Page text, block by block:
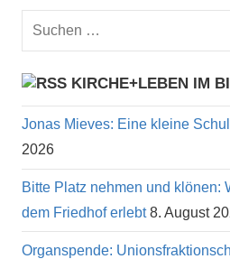
Suchen
KIRCHE+LEBEN IM
Jonas Mieves: Eine kleine
2026
Bitte Platz nehmen und klönen:
dem Friedhof erlebt 8. August
Organspende: